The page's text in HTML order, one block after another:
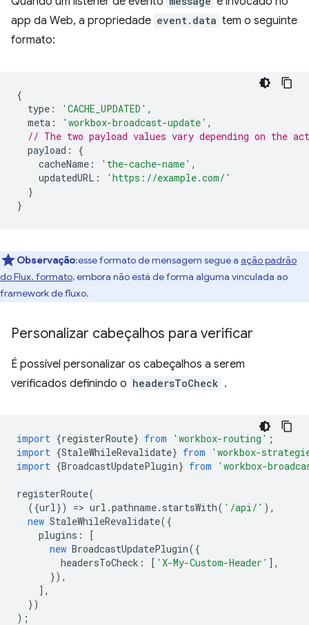
app da Web, a propriedade event.data tem o seguinte
formato:
{
type : 'CACHE_UPDATED' ,
meta : 'workbox-broadcast-update' ,
// The two payload values vary depending on the
payload :
{
cacheName : 'the-cache-name' ,
updatedURL :
'https://example.com/'
}
}
Observação:esse formato de mensagem segue a ação padrão
do Flux. formato, embora não está de forma alguma vinculada ao
framework de fluxo.
Personalizar cabeçalhos para verificar
É possível personalizar os cabeçalhos a serem
verificados definindo o headersToCheck .
import {registerRoute} from 'workbox-routing' ;
import {StaleWhileRevalidate} from
'workbox-
import {BroadcastUpdatePlugin} from 'workbox-
registerRoute(
({url}) => url .pathname. startsWith( '/api/' ),
new StaleWhileRevalidate({
plugins :
[
new BroadcastUpdatePlugin({
headersToCheck : [ 'X-My-Custom-Header' ],
}),
],
})
);